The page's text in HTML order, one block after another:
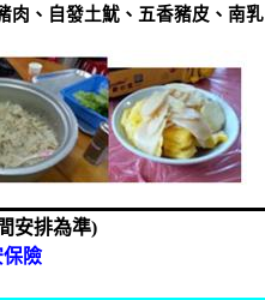
肉、自發土魷、五香豬皮、南乳
安排為準)
險